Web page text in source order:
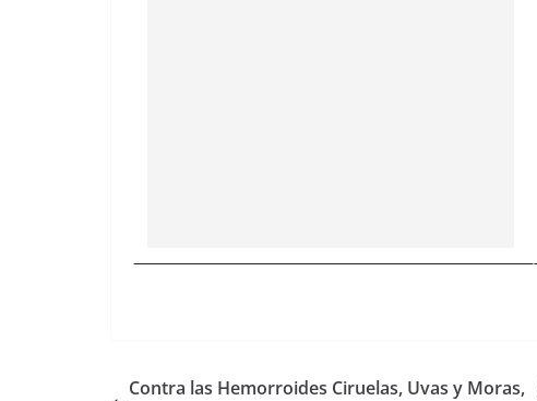
Contra las Hemorroides Ciruelas, Uvas y Moras,